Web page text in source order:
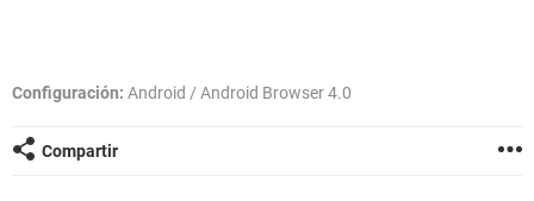
Configuración: Android / Android Browser 4.0
Compartir